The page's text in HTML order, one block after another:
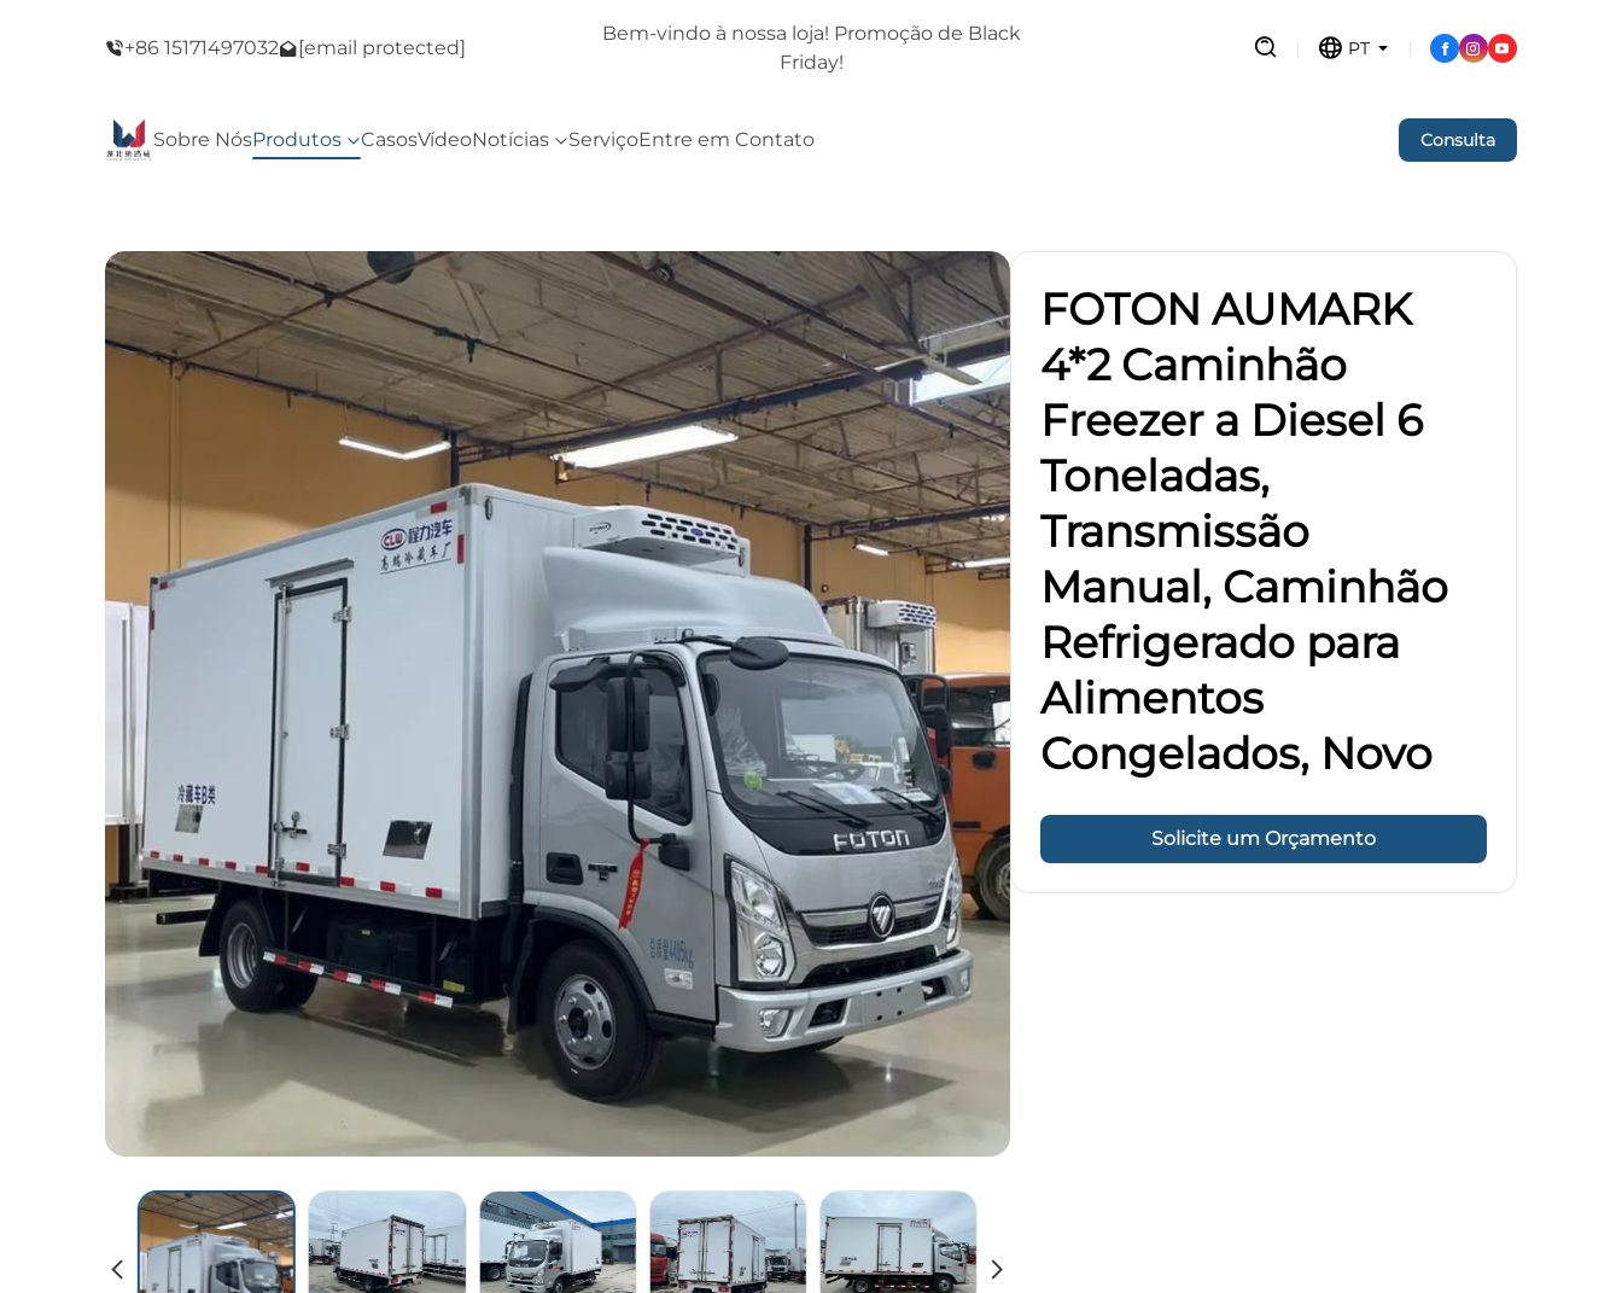
+86 15171497032 [email protected]
Friday!
Bem-vindo à nossa loja! Promoção de Black
Friday!
PT
Sobre NósProdutos CasosVídeoNotícias ServiçoEntre em Contato Consulta
FOTON AUMARK
4*2 Caminhão
Freezer a Diesel 6
Toneladas,
Transmissão
Manual, Caminhão
Refrigerado para
Alimentos
Congelados, Novo
Solicite um Orçamento